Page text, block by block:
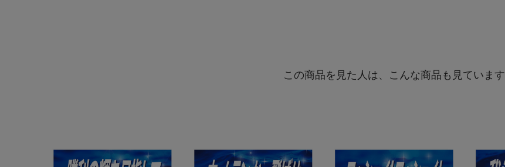
この商品を見た人は、こんな商品も見ています